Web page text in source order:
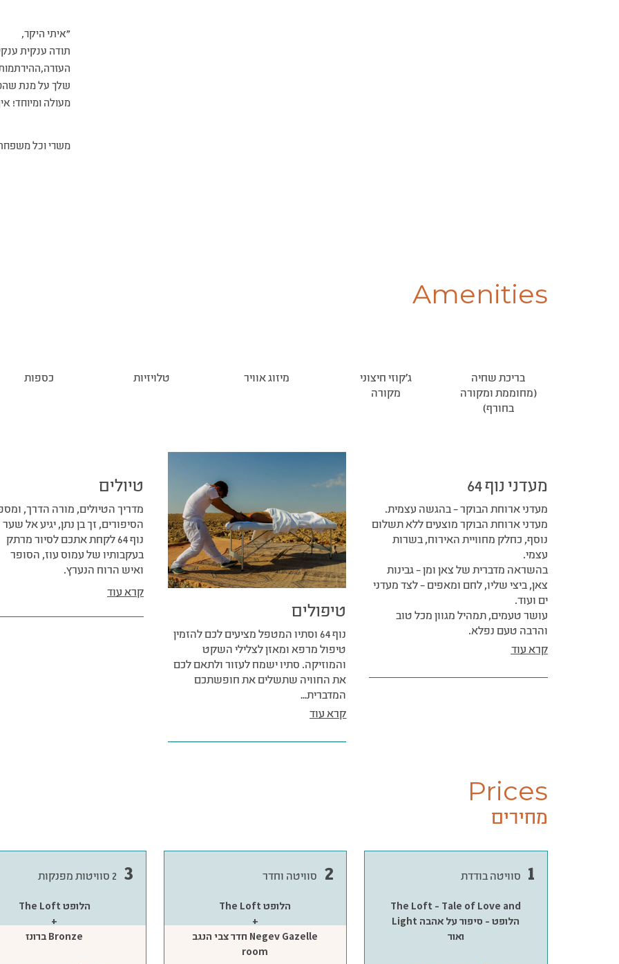
"איתי היקר,
תודה ענקית
שלך על מנת
מעולה ומיוחד!
משרי וכל
Amenities
בריכת שחיה
(מחוממת ומקורה
בחורף)
ג׳קוזי חיצוני
מקורה
מיזוג אוויר טלויזיות כספות
מעדני נוף 64
מעדני ארוחת הבוקר – בהגשה עצמית.
מעדני ארוחת הבוקר מוצעים ללא תשלום
נוסף, כחלק מחוויית האירוח, בשרות
עצמי.
בהשראה מדברית של צאן ומן – גבינות
צאן, ביצי שליו, לחם ומאפים – לצד מעדני
ים ועוד.
עושר טעמים, תמהיל מגוון מכל טוב
והרבה טעם נפלא.
קרא עוד
טיפולים
נוף 64 וסתיו המטפל מציעים לכם להזמין
טיפול מרפא ומאזן לצלילי השקט
והמוזיקה. סתיו ישמח לעזור ולתאם לכם
את החוויה שתשלים את חופשתכם
המדברית…
קרא עוד
טיולים
מדריך הטיולים, מורה הדרך,
הסיפורים, זך בן נתן, יגיע אל שער
נוף 64 לקחת אתכם לסיור מרתק
בעקבותיו של עמוס עוז, הסופר
ואיש הרוח הנערץ.
קרא עוד
Prices
מחירים
1 סוויטה בודדת
The Loft - Tale of Love and
Light הלופט - סיפור על אהבה
ואור
2 סוויטה וחדר
The Loft הלופט
+
חדר צבי הנגב Negev Gazelle
room
3 2 סוויטות מפנקות
The Loft הלופט
+
ברונז Bronze